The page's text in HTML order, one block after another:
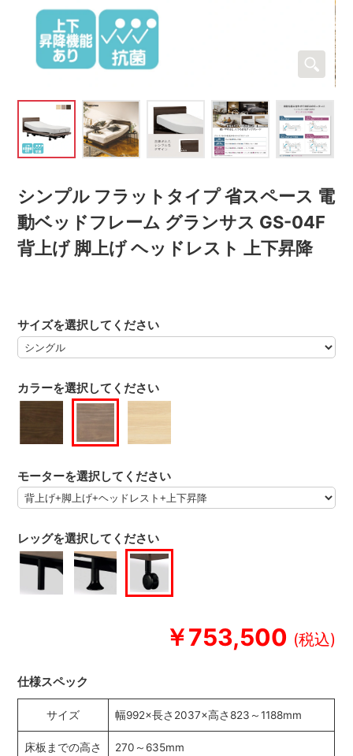
シンプル フラットタイプ 省スペース 電
動ベッドフレーム グランサス GS-04F
背上げ 脚上げ ヘッドレスト 上下昇降
￥753,500
カラーを選択してください
サイズを選択してください
モーターを選択してください
レッグを選択してください
仕様スペック
サイズ 幅992×長さ2037×高さ823～1188mm
床板までの高さ 270～635mm